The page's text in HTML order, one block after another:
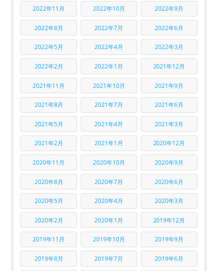
2022年11月 2022年10月 2022年9月
2022年8月 2022年7月 2022年6月
2022年5月 2022年4月 2022年3月
2022年2月 2022年1月 2021年12月
2021年11月 2021年10月 2021年9月
2021年8月 2021年7月 2021年6月
2021年5月 2021年4月 2021年3月
2021年2月 2021年1月 2020年12月
2020年11月 2020年10月 2020年9月
2020年8月 2020年7月 2020年6月
2020年5月 2020年4月 2020年3月
2020年2月 2020年1月 2019年12月
2019年11月 2019年10月 2019年9月
2019年8月 2019年7月 2019年6月